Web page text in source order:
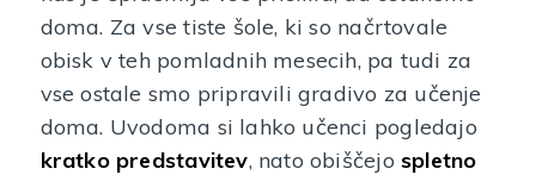
doma. Za vse tiste šole, ki so načrtovale
obisk v teh pomladnih mesecih, pa tudi za
vse ostale smo pripravili gradivo za učenje
doma. Uvodoma si lahko učenci pogledajo
kratko predstavitev, nato obiščejo spletno